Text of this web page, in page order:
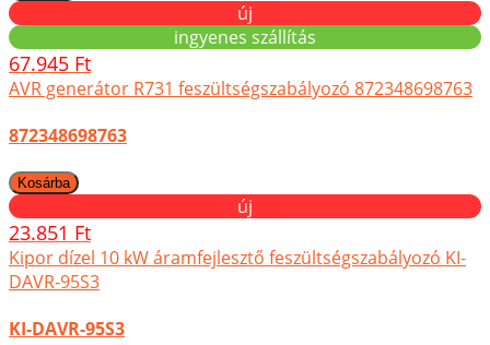
új
ingyenes szállítás
67.945 Ft
AVR generátor R731 feszültségszabályozó 872348698763
872348698763
új
23.851 Ft
Kipor dízel 10 kW áramfejlesztő feszültségszabályozó KI-
DAVR-95S3
KI-DAVR-95S3